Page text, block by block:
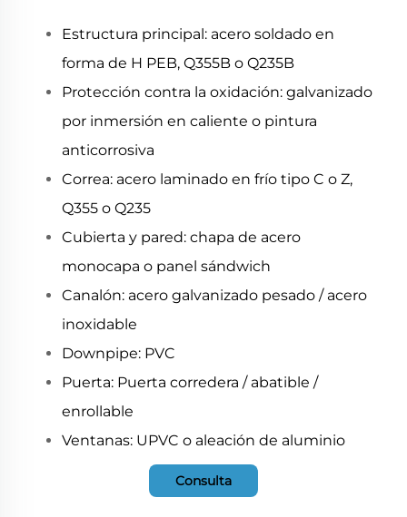
Estructura principal: acero soldado en
forma de H PEB, Q355B o Q235B
Protección contra la oxidación: galvanizado
por inmersión en caliente o pintura
anticorrosiva
Correa: acero laminado en frío tipo C o Z,
Q355 o Q235
Cubierta y pared: chapa de acero
monocapa o panel sándwich
Canalón: acero galvanizado pesado / acero
inoxidable
Downpipe: PVC
Puerta: Puerta corredera / abatible /
enrollable
Ventanas: UPVC o aleación de aluminio
Consulta